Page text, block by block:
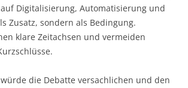
Digitalisierung, Automatisierung und
Zusatz, sondern als Bedingung.
klare Zeitachsen und vermeiden
die Debatte versachlichen und den